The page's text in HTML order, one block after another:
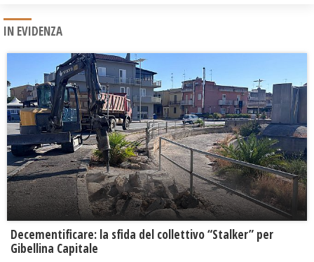
IN EVIDENZA
Decementificare: la sfida del collettivo “Stalker” per
Gibellina Capitale